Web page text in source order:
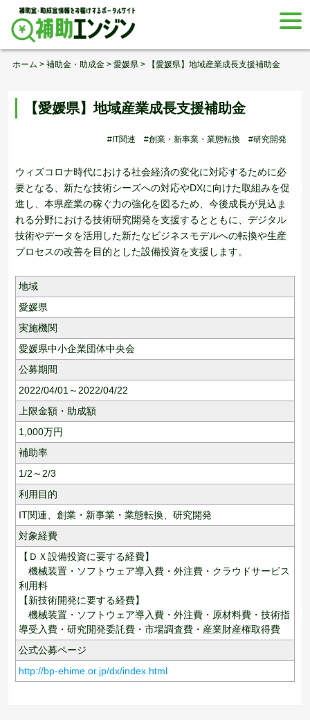
Skip
content
ホーム > 補助金・助成金 > 愛媛県 > 【愛媛県】地域産業成長支援補助金
【愛媛県】地域産業成長支援補助金
#IT関連 #創業・新事業・業態転換 #研究開発
ウィズコロナ時代における社会経済の変化に対応するために必
要となる、新たな技術シーズへの対応やDXに向けた取組みを促
進し、本県産業の稼ぐ力の強化を図るため、今後成長が見込ま
れる分野における技術研究開発を支援するとともに、デジタル
技術やデータを活用した新たなビジネスモデルへの転換や生産
プロセスの改善を目的とした設備投資を支援します。
地域
愛媛県
実施機関
愛媛県中小企業団体中央会
公募期間
2022/04/01～2022/04/22
上限金額・助成額
1,000万円
補助率
1/2～2/3
利用目的
IT関連、 創業・新事業・業態転換、 研究開発
対象経費
【ＤＸ設備投資に要する経費】
機械装置・ソフトウェア導入費・外注費・クラウドサービス
利用料
【新技術開発に要する経費】
機械装置・ソフトウェア導入費・外注費・原材料費・技術指
導受入費・研究開発委託費・市場調査費・産業財産権取得費
公式公募ページ
http://bp-ehime.or.jp/dx/index.html